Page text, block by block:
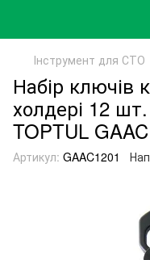
Інструмент для СТО
Набір ключів
холдері 12
TOPTUL
Артикул: GAAC1201